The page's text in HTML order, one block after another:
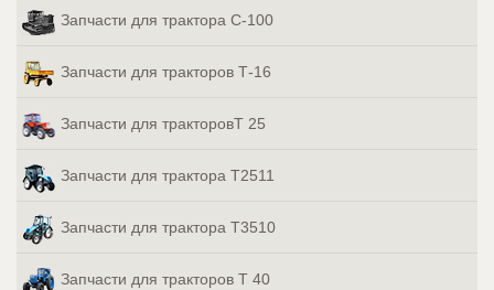
Запчасти для трактора С-100
Запчасти для тракторов Т-16
Запчасти для тракторовТ 25
Запчасти для трактора Т2511
Запчасти для трактора Т3510
Запчасти для тракторов Т 40